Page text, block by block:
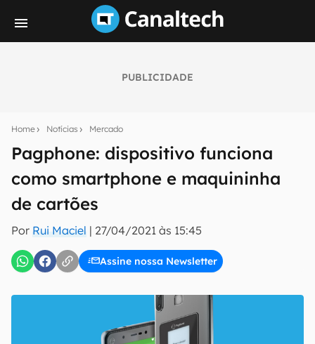
PUBLICIDADE
Home Notícias Mercado
Pagphone: dispositivo funciona
como smartphone e maquininha
de cartões
Por Rui Maciel | 27/04/2021 às 15:45
Assine nossa Newsletter
notícias e reviews sobre tecnologia em primeira
mão.
E-mail
inscreva-se
Uso e Política de Privacidade do Canaltech.